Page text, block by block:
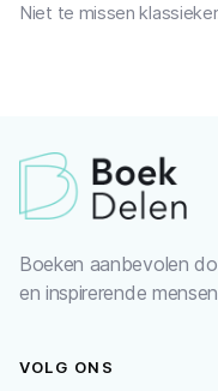
Niet te missen
Boeken aanbevolen
en inspirerende
VOLG ONS